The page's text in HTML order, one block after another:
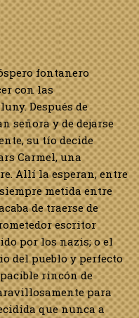
fontanero
con las
Después de
señora y de dejarse
su tío decide
Carmel, una
Allí la esperan, entre
metida entre
de traerse de
escritor
por los nazis; o el
del pueblo y perfecto
rincón de
para
que nunca a